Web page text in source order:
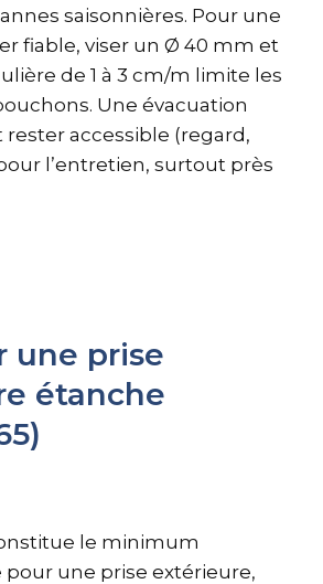
saisonnières. Pour une
fiable, viser un Ø 40 mm et
de 1 à 3 cm/m limite les
Une évacuation
accessible (regard,
l’entretien, surtout près
une prise
étanche
le minimum
une prise extérieure,